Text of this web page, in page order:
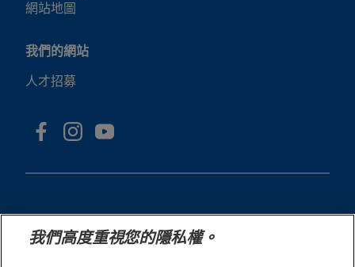
網站地圖
我們的網站
人才招募
我們高度重視您的隱私權。